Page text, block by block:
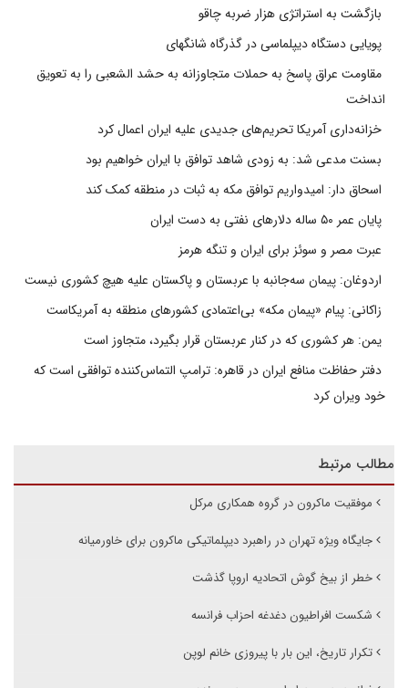
بازگشت به استراتژی هزار ضربه چاقو
پویایی دستگاه دیپلماسی در گذرگاه شانگهای
مقاومت عراق پاسخ به حملات متجاوزانه به حشد الشعبی را به تعویق
انداخت
خزانه‌داری آمریکا تحریم‌های جدیدی علیه ایران اعمال کرد
بسنت مدعی شد: به زودی شاهد توافق با ایران خواهیم بود
اسحاق دار: امیدواریم توافق مکه به ثبات در منطقه کمک کند
پایان عمر ۵۰ ساله دلارهای نفتی به دست ایران
عبرت مصر و سوئز برای ایران و تنگه هرمز
اردوغان: پیمان سه‌جانبه با عربستان و پاکستان علیه هیچ کشوری نیست
زاکانی: پیام «پیمان مکه» بی‌اعتمادی کشورهای منطقه به آمریکاست
یمن: هر کشوری که در کنار عربستان قرار بگیرد، متجاوز است
دفتر حفاظت منافع ایران در قاهره: ترامپ التماس‌کننده توافقی است که
خود ویران کرد
مطالب مرتبط
موفقیت ماکرون در گروه همکاری مرکل
جایگاه ویژه تهران در راهبرد دیپلماتیکی ماکرون برای خاورمیانه
خطر از بیخ گوش اتحادیه اروپا گذشت
شکست افراطیون دغدغه احزاب فرانسه
تکرار تاریخ، این بار با پیروزی خانم لوپن